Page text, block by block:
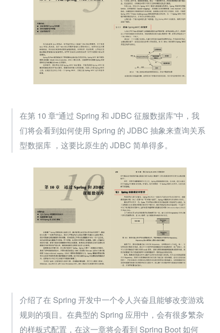
在第 10 章“通过 Spring 和 JDBC 征服数据库”中，我
们将会看到如何使用 Spring 的 JDBC 抽象来查询关系
型数据库 ，这要比原生的 JDBC 简单得多。
介绍了在 Spring 开发中一个令人兴奋且能够改变游戏
规则的项目。在典型的 Spring 应用中，会有很多繁杂
的样板式配置，在这一章将会看到 Spring Boot 如何